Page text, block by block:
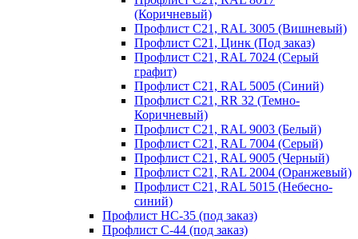
(Коричневый)
Профлист С21, RAL 3005 (Вишневый)
Профлист С21, Цинк (Под заказ)
Профлист С21, RAL 7024 (Серый
графит)
Профлист С21, RAL 5005 (Синий)
Профлист С21, RR 32 (Темно-
Коричневый)
Профлист С21, RAL 9003 (Белый)
Профлист С21, RAL 7004 (Серый)
Профлист С21, RAL 9005 (Черный)
Профлист С21, RAL 2004 (Оранжевый)
Профлист С21, RAL 5015 (Небесно-
синий)
Профлист НС-35 (под заказ)
Профлист С-44 (под заказ)